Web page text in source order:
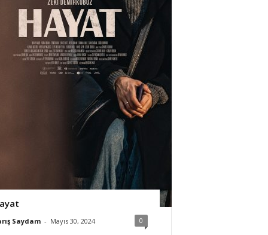
Saydam - Mayıs 30, 2024 0